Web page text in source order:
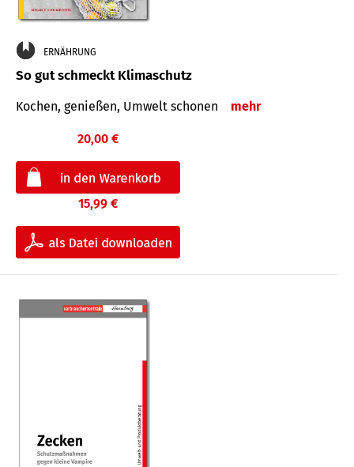
ERNÄHRUNG
So gut schmeckt Klimaschutz
Kochen, genießen, Umwelt schonen mehr
20,00 €
15,99 €